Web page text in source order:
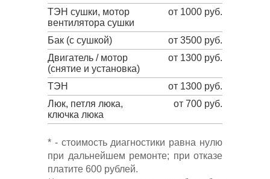
ТЭН сушки, мотор
вентилятора сушки
от 1000 руб.
Бак (с сушкой)
от 3500 руб.
Двигатель / мотор
(снятие и установка)
от 1300 руб.
ТЭН
от 1300 руб.
Люк, петля люка,
ключка люка
от 700 руб.
* - стоимость диагностики равна нулю
при дальнейшем ремонте; при отказе
платите 600 рублей.